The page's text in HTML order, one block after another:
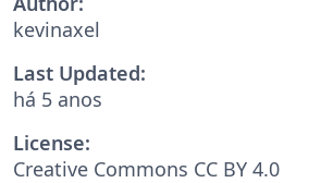
kevinaxel
Last Updated:
há 5 anos
License:
Creative Commons CC BY 4.0